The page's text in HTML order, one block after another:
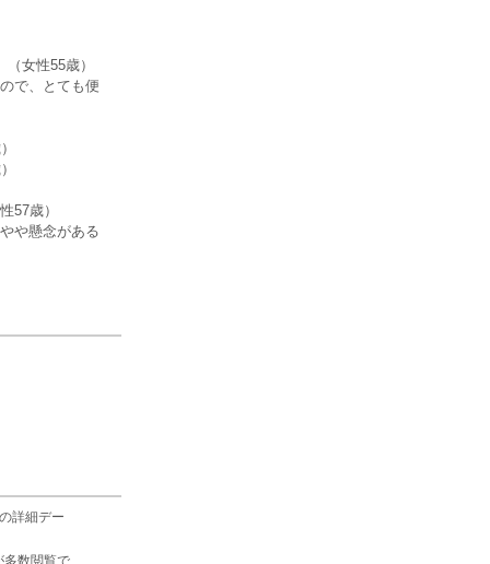
女性55歳）
で、とても便
57歳）
や懸念がある
詳細デー
多数閲覧で